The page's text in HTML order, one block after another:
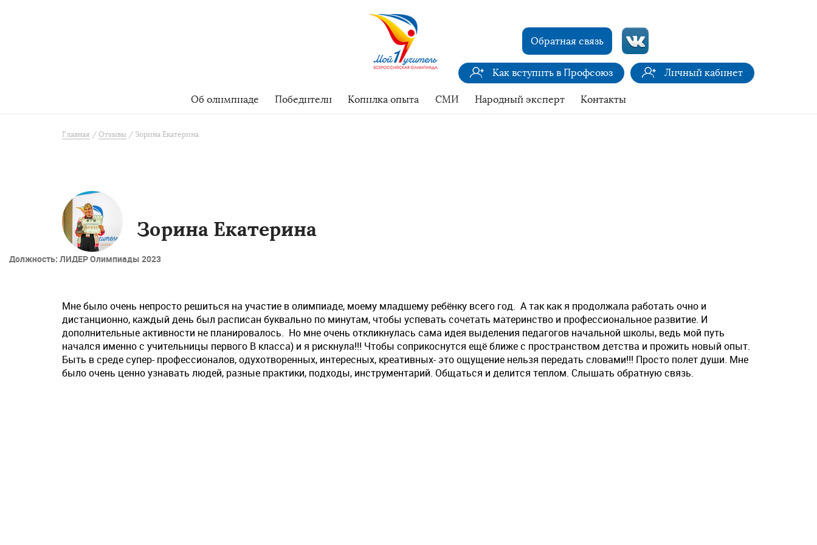
Обратная связь
Как вступить в Профсоюз Личный кабинет
Об олимпиаде Победители Копилка опыта СМИ Народный эксперт Контакты
Главная Отзывы Зорина Екатерина
Зорина Екатерина
Должность: ЛИДЕР Олимпиады 2023
Мне было очень непросто решиться на участие в олимпиаде, моему младшему ребёнку всего год. А так как я продолжала работать очно и
дистанционно, каждый день был расписан буквально по минутам, чтобы успевать сочетать материнство и профессиональное развитие. И
дополнительные активности не планировалось. Но мне очень откликнулась сама идея выделения педагогов начальной школы, ведь мой путь
начался именно с учительницы первого В класса) и я рискнула!!! Чтобы соприкоснутся ещё ближе с пространством детства и прожить новый опыт.
Быть в среде супер- профессионалов, одухотворенных, интересных, креативных- это ощущение нельзя передать словами!!! Просто полет души. Мне
было очень ценно узнавать людей, разные практики, подходы, инструментарий. Общаться и делится теплом. Слышать обратную связь.